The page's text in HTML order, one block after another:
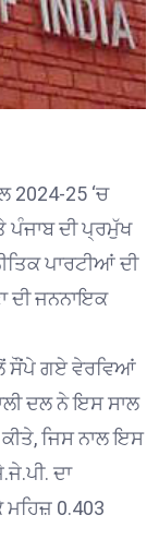
2024-25 ‘ਚ
ਪੰਜਾਬ ਦੀ ਪ੍ਰਮੁੱਖ
ਪਾਰਟੀਆਂ ਦੀ
ਦੀ ਜਨਨਾਇਕ
ਸੌਂਪੇ ਗਏ ਵੇਰਵਿਆਂ
ਦਲ ਨੇ ਇਸ ਸਾਲ
ਜਿਸ ਨਾਲ ਇਸ
ਦਾ
0.403